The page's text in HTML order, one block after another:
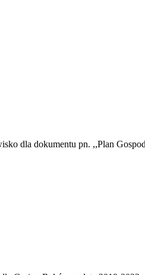
dla dokumentu pn. ,,Plan